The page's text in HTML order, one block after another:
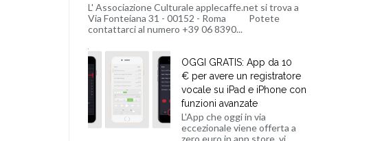
L' Associazione Culturale applecaffe.net si trova a
Via Fonteiana 31 - 00152 - Roma Potete
contattarci al numero +39 06 8390...
OGGI GRATIS: App da 10
€ per avere un registratore
vocale su iPad e iPhone con
funzioni avanzate
L'App che oggi in via
eccezionale viene offerta a